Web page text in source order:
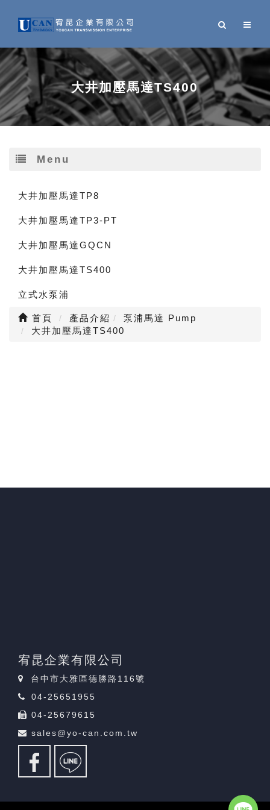
大井加壓馬達TS400
Menu
大井加壓馬達TP8
大井加壓馬達TP3-PT
大井加壓馬達GQCN
大井加壓馬達TS400
立式水泵浦
首頁 產品介紹
泵浦馬達 Pump
大井加壓馬達TS400
宥昆企業有限公司
台中市大雅區德勝路116號
04-25651955
04-25679615
sales@yo-can.com.tw